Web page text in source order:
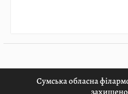
Сумська обласна